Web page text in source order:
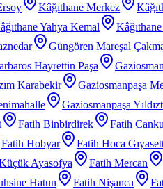
Kâğıthane Merkez
Yahya Kemal
Güngören Mareşal
Hayrettin Paşa
Karabekir Gaziosmanpaşa
Gaziosmanpaşa
Fatih Binbirdirek Fatih
Fatih Hobyar Fatih Hoca
Ayasofya Fatih Mercan
Hatun Fatih Nişanca